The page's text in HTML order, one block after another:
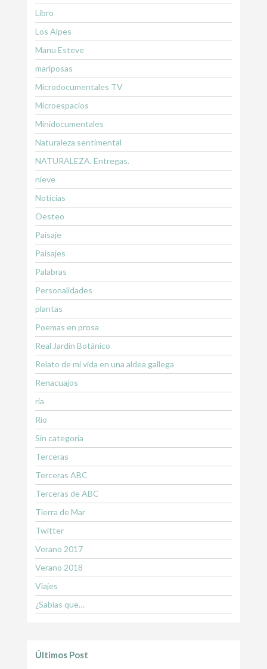
Libro
Los Alpes
Manu Esteve
mariposas
Microdocumentales TV
Microespacios
Minidocumentales
Naturaleza sentimental
NATURALEZA. Entregas.
nieve
Noticias
Oesteo
Paisaje
Paisajes
Palabras
Personalidades
plantas
Poemas en prosa
Real Jardín Botánico
Relato de mi vida en una aldea gallega
Renacuajos
ría
Río
Sin categoría
Terceras
Terceras ABC
Terceras de ABC
Tierra de Mar
Twitter
Verano 2017
Verano 2018
Viajes
¿Sabías que…
Últimos Post